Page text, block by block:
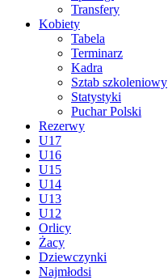
Transfery
Kobiety
Tabela
Terminarz
Kadra
Sztab szkoleniowy
Statystyki
Puchar Polski
Rezerwy
U17
U16
U15
U14
U13
U12
Orlicy
Żacy
Dziewczynki
Najmłodsi